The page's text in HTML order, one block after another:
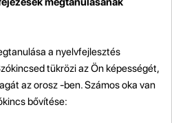
a nyelvfejlesztés
tükrözi az Ön képességét,
az orosz -ben. Számos oka van
bővítése: